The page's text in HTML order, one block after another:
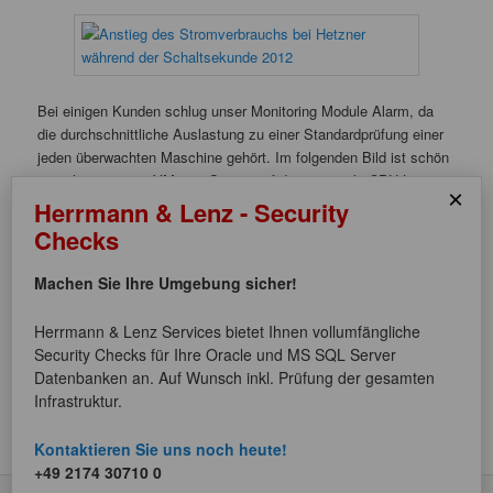
Bei einigen Kunden schlug unser Monitoring Module Alarm, da
die durchschnittliche Auslastung zu einer Standardprüfung einer
jeden überwachten Maschine gehört. Im folgenden Bild ist schön
zu sehen, wie ein VMware Server auf die maximale CPU-Last
springt.
root auf der Konsole auszuführen oder die Maschine neu zu
starten.
Dieser Eintrag wurde von
Lesezeichen für den
Permalink.
×
Herrmann & Lenz - Security
Checks
Machen Sie Ihre Umgebung sicher!
Herrmann & Lenz Services bietet Ihnen vollumfängliche
Security Checks für Ihre Oracle und MS SQL Server
Datenbanken an. Auf Wunsch inkl. Prüfung der gesamten
Infrastruktur.
Kontaktieren Sie uns noch heute!
+49 2174 30710 0